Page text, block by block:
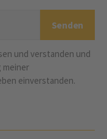
und verstanden und
meiner
einverstanden.